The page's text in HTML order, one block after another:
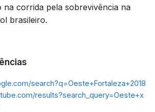
na corrida pela sobrevivência na
brasileiro.
search?q=Oeste+Fortaleza+2018
results?search_query=Oeste+x